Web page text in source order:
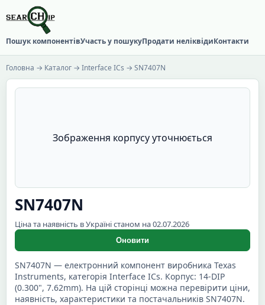
Пошук компонентівУчасть у пошукуПродати неліквідиКонтакти
Головна → Каталог → Interface ICs → SN7407N
Зображення корпусу уточнюється
SN7407N
Ціна та наявність в Україні станом на 02.07.2026
Оновити
SN7407N — електронний компонент виробника Texas
Instruments, категорія Interface ICs. Корпус: 14-DIP
(0.300", 7.62mm). На цій сторінці можна перевірити ціни,
наявність, характеристики та постачальників SN7407N.